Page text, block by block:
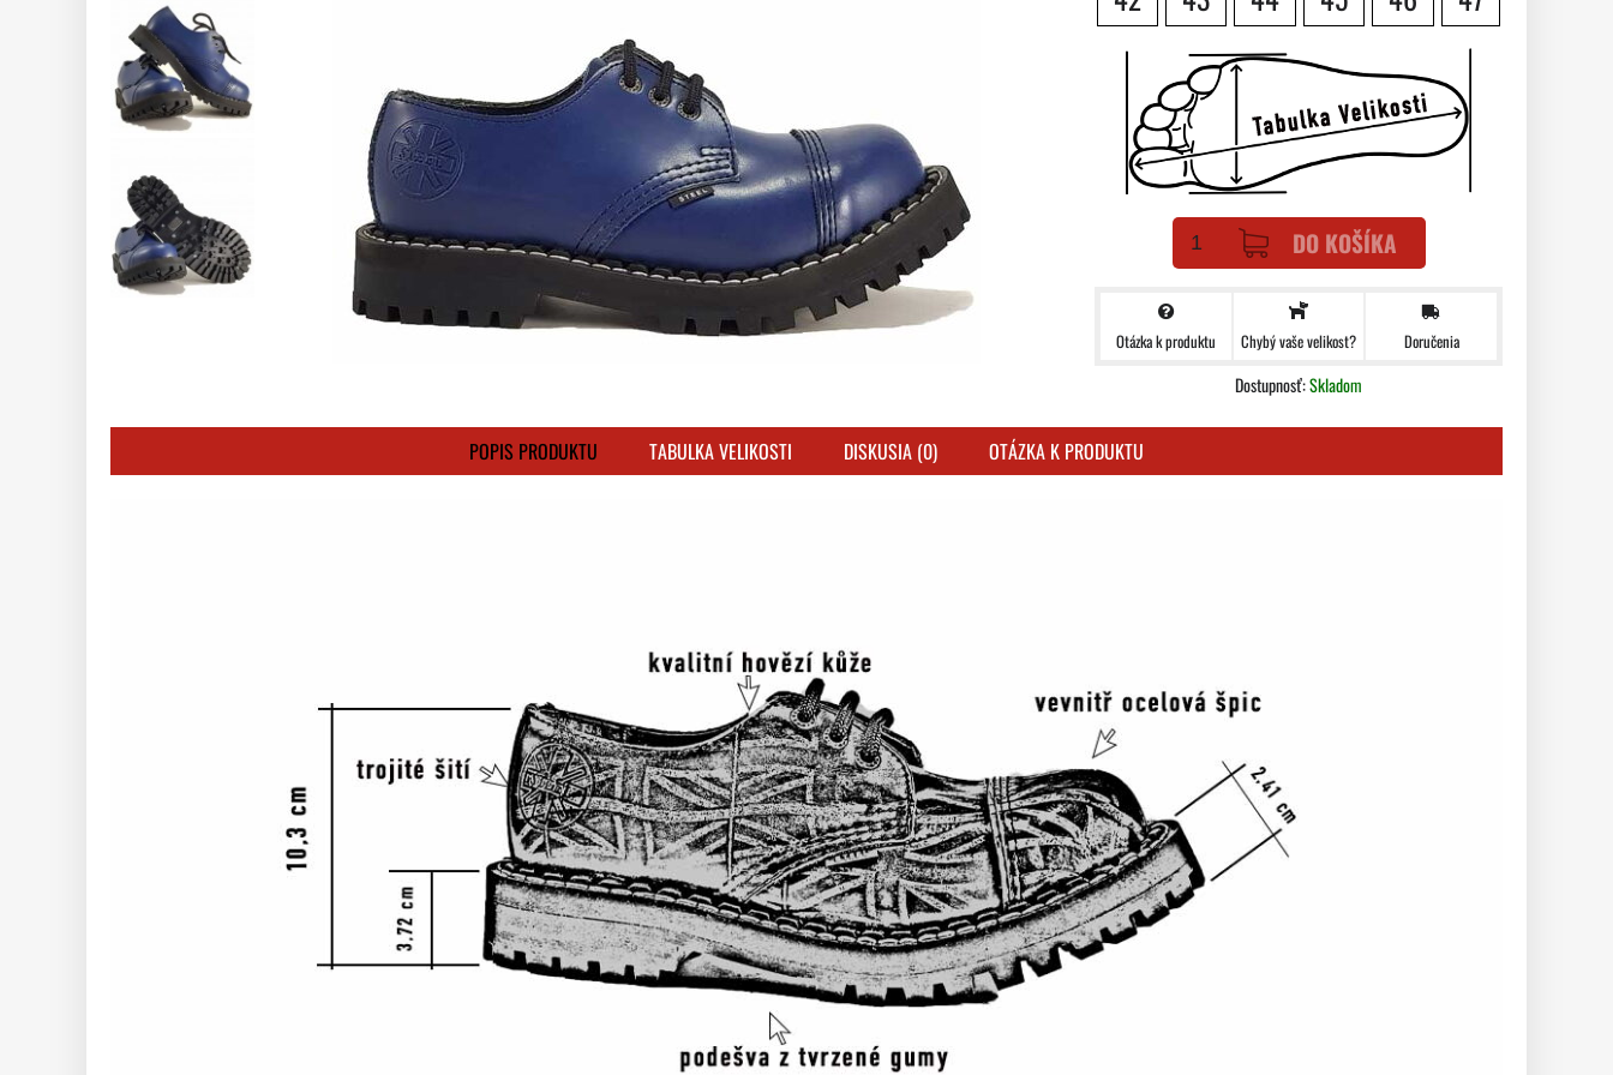
DO KOŠÍKA
Otázka k produktu Chybý vaše velikost? Doručenia
Dostupnosť:Skladom
POPIS PRODUKTU TABULKA VELIKOSTI DISKUSIA (0) OTÁZKA K PRODUKTU